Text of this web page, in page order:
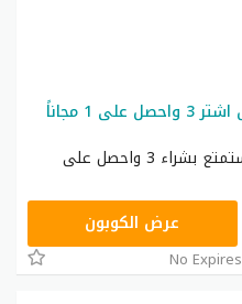
كوبون خصم باث اند بودي وركس اشتر 3 واحصل على 1 مجاناً
تسوق منتجات العناية بالجسم واستمتع بشراء 3 واحصل على
عرض الكوبون
No Expires